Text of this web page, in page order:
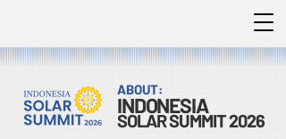
ABOUT:
INDONESIA
SOLAR SUMMIT 2026